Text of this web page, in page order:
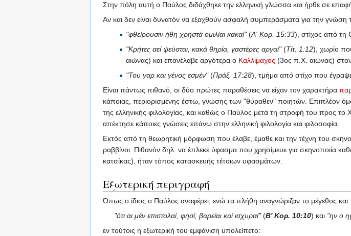
Στην πόλη αυτή ο Παύλος διδάχθηκε την ελληνική γλώσσα και ήρθε σε
Αν και δεν είναι δυνατόν να εξαχθούν ασφαλή συμπεράσματα για την
"φθείρουσιν ήθη χρηστά ομιλίαι κακαί"(Α' Κορ. 15:33), στίχος από τη
"Κρήτες αεί ψεύσται, κακά θηρία, γαστέρες αργαί"(Τίτ. 1:12), χωρίο
αιώνας) και επανέλαβε αργότερα ο Καλλίμαχος (3ος π.Χ. αιώνας)
"Του γαρ και γένος εσμέν"(Πράξ. 17:28), τμήμα από στίχο που
Είναι πάντως πιθανό, οι δύο πρώτες παραθέσεις να είχαν τον χαρακτήρα
κάποιας, περιορισμένης έστω, γνώσης των "θύραθεν" ποιητών. Επιπλέον
της ελληνικής φιλολογίας, και καθώς ο Παύλος μετά τη στροφή του προς το
απέκτησε κάποιες γνώσεις επάνω στην ελληνική φιλολογία και φιλοσοφία.
Εκτός από τη θεωρητική μόρφωση που έλαβε, έμαθε και την τέχνη του
ραββίνοι. Πιθανόν δηλ. να έπλεκε ύφασμα που χρησίμευε για σκηνοποιία
κατσίκας), ήταν τόπος κατασκευής τέτοιων υφασμάτων.
Εξωτερική περιγραφή
Όπως ο ίδιος ο Παύλος αναφέρει, ενώ τα πλήθη αναγνώριζαν το μέγεθος και
"ότι αι μέν επιστολαί, φησί, βαρείαι καί ισχυραί"(Β' Κορ. 10:10) και "ην ο
εν τούτοις η εξωτερική του εμφάνιση υπολείπετο: